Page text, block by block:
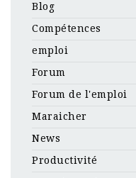
Blog
Compétences
emploi
Forum
Forum de l'emploi
Maraicher
News
Productivité